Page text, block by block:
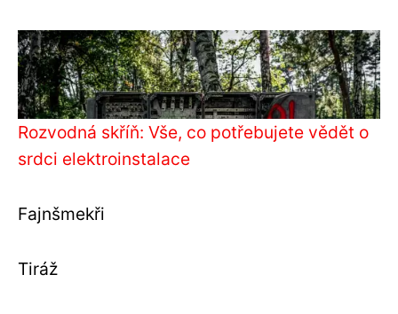
Rozvodná skříň: Vše, co potřebujete vědět o
srdci elektroinstalace
Fajnšmekři
Tiráž